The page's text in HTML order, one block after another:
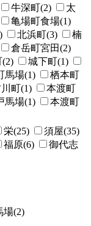
牛深町(2)
太
亀場町食場(1)
北浜町(3)
楠
倉岳町宮田(2)
(2)
城下町(1)
馬場(1)
栖本町
町(1)
本渡町
馬場(1)
本渡町
栄(25)
須屋(35)
福原(6)
御代志
場(2)